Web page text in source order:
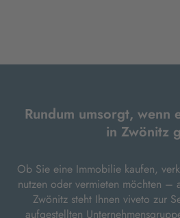
Rundum umsorgt, wenn
in Zwönitz
Ob Sie eine Immobilie kaufen,
nutzen oder vermieten möchten –
Zwönitz steht Ihnen viveto zur
aufgestellten